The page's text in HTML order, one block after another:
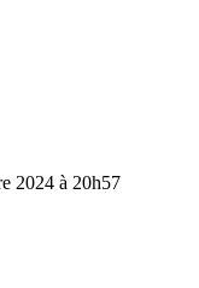
2024 à 20h57